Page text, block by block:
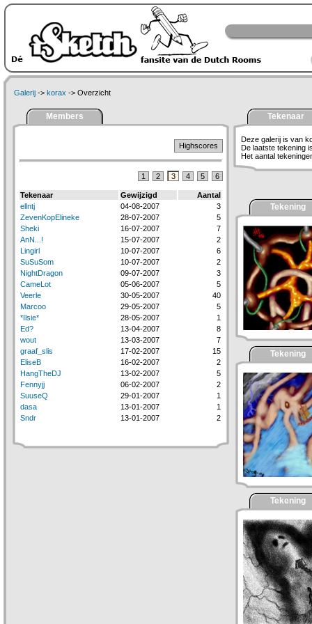
Galerij -> korax -> Overzicht
Members
Highscores
1 2 3 4 5 6
Tekenaar Gewijzigd
Aantal
ellntj
04-08-2007
3
ZevenKopElineke
28-07-2007
5
Sheki
16-07-2007
7
AnN...!
15-07-2007
2
Lingirl
10-07-2007
6
SuSuSom
10-07-2007
2
NightDragon
09-07-2007
3
CameLot
05-06-2007
5
Veerle
30-05-2007
40
Marcoo
29-05-2007
5
*Ilsie*
28-05-2007
1
Ed?
13-04-2007
8
wout
13-03-2007
7
graaf_slis
17-02-2007
15
EliseB
16-02-2007
2
HangTheDJ
13-02-2007
5
Fennyjj
06-02-2007
2
SuuseQ
29-01-2007
1
dasa
13-01-2007
1
Sndr
13-01-2007 2
Tekenaar
Deze galerij is van
De laatste tekening
Het aantal
Tekening
Tekening
Tekening